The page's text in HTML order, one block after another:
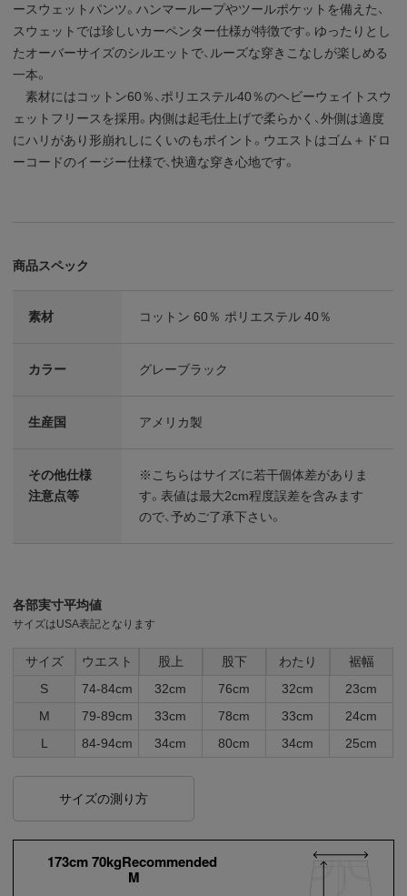
ースウェットパンツ。ハンマーループやツールポケットを備えた、
スウェットでは珍しいカーペンター仕様が特徴です。ゆったりとし
たオーバーサイズのシルエットで、ルーズな穿きこなしが楽しめる
一本。
素材にはコットン60％、ポリエステル40％のヘビーウェイトスウ
ェットフリースを採用。内側は起毛仕上げで柔らかく、外側は適度
にハリがあり形崩れしにくいのもポイント。ウエストはゴム＋ドロ
ーコードのイージー仕様で、快適な穿き心地です。
商品スペック
素材 コットン 60％ ポリエステル 40％
カラー グレーブラック
生産国 アメリカ製
その他仕様
注意点等
※こちらはサイズに若干個体差がありま
す。表値は最大2cm程度誤差を含みます
ので、予めご了承下さい。
各部実寸平均値
サイズはUSA表記となります
サイズ ウエスト 股上 股下 わたり
裾幅
S
74-84cm 32cm 76cm 32cm
23cm
M
79-89cm 33cm 78cm 33cm
24cm
L
84-94cm 34cm 80cm 34cm 25cm
サイズの測り方
173cm 70kgRecommended
M